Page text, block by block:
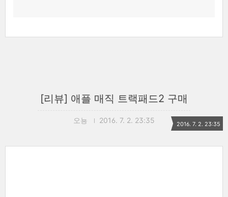
[리뷰] 애플 매직 트랙패드2 구매
오뇽 2016. 7. 2. 23:35 2016. 7. 2. 23:35